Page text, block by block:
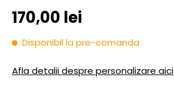
Pret initial
170,00 lei
Disponibil la pre-comanda
Afla detalii despre personalizare aici